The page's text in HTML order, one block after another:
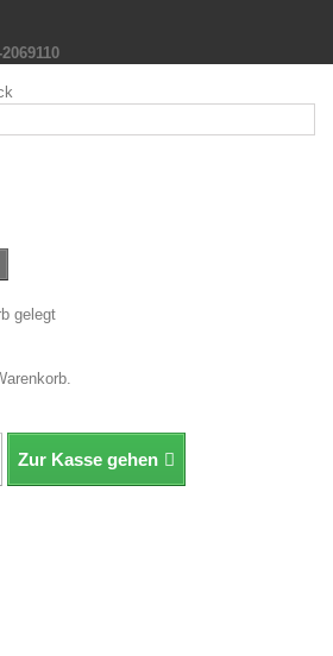
gelegt
Zur Kasse gehen